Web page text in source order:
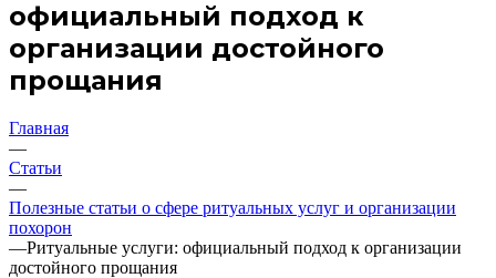
официальный подход к
организации достойного
прощания
Главная
—
Статьи
—
Полезные статьи о сфере ритуальных услуг и организации
похорон
—Ритуальные услуги: официальный подход к организации
достойного прощания